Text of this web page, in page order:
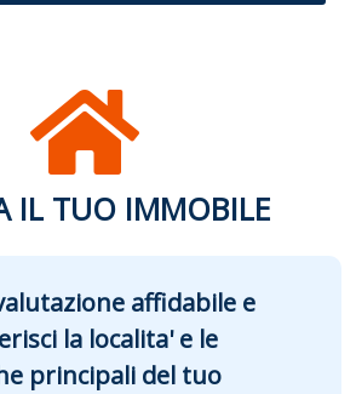
IL TUO IMMOBILE
affidabile e
la localita' e le
principali del tuo